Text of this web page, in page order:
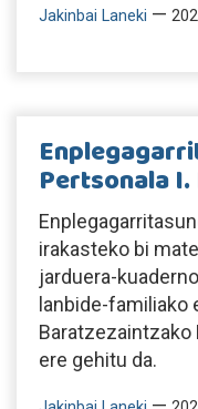
Jakinbai Laneki —
Pertsonala
irakasteko bi
jarduera-
lanbide-familiako
Baratzezaintzako
ere gehitu da.